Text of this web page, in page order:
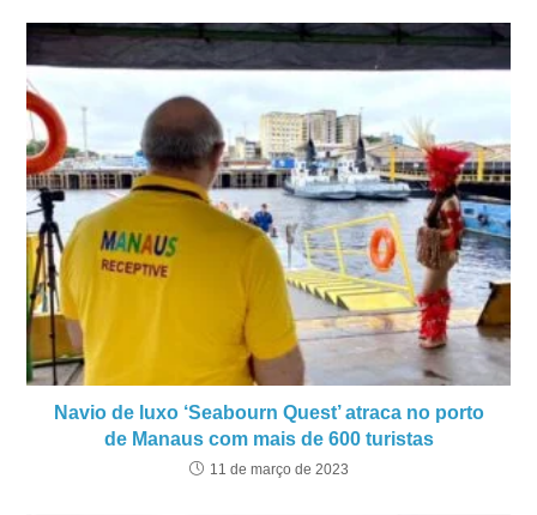
Navio de luxo ‘Seabourn Quest’ atraca no porto
de Manaus com mais de 600 turistas
11 de março de 2023